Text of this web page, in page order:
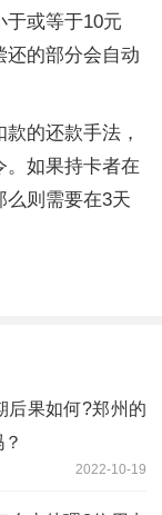
于或等于10元
还的部分会自动
的还款手法，
。如果持卡者在
么则需要在3天
后果如何?郑州的
2022-10-19